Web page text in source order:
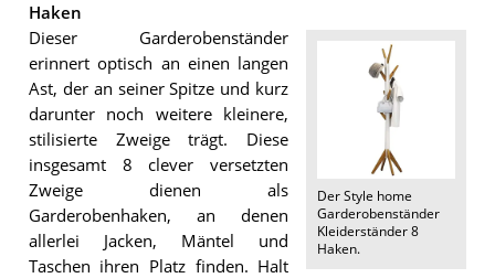
Haken
Der Style home
Garderobenständer
Kleiderständer 8
Haken.
Dieser Garderobenständer
erinnert optisch an einen langen
Ast, der an seiner Spitze und kurz
darunter noch weitere kleinere,
stilisierte Zweige trägt. Diese
insgesamt 8 clever versetzten
Zweige dienen als
Garderobenhaken, an denen
allerlei Jacken, Mäntel und
Taschen ihren Platz finden. Halt